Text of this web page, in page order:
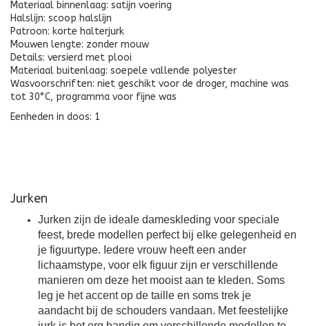
Materiaal binnenlaag: satijn voering
Halslijn: scoop halslijn
Patroon: korte halterjurk
Mouwen lengte: zonder mouw
Details: versierd met plooi
Materiaal buitenlaag: soepele vallende polyester
Wasvoorschriften: niet geschikt voor de droger, machine was
tot 30°C, programma voor fijne was
Eenheden in doos: 1
Jurken
Jurken zijn de ideale dameskleding voor speciale
feest, brede modellen perfect bij elke gelegenheid en
je figuurtype. Iedere vrouw heeft een ander
lichaamstype, voor elk figuur zijn er verschillende
manieren om deze het mooist aan te kleden. Soms
leg je het accent op de taille en soms trek je
aandacht bij de schouders vandaan. Met feestelijke